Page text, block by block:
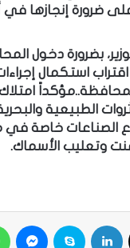
ضرورة إنجازها
بضرورة دخول
اقتراب استكمال
الطبيعية
الصناعات خاصة في
وتعليب الأسماك.